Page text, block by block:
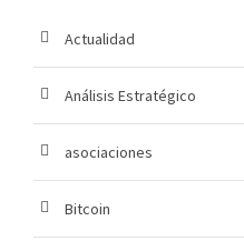
Actualidad
Análisis Estratégico
asociaciones
Bitcoin